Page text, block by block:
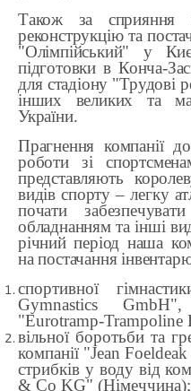
Також за сприяння
реконструкцію та
"Олімпійський" у
підготовки в Конча-
для стадіону "Трудові
інших великих та
України.
Прагнення компанії
роботи зі
представляють
видів спорту – легку
почати
обладнанням та інші
річний період наша
на постачання
спортивної
Gymnastics
"Eurotramp-
вільної боротьби та
компанії "Jean
стрибків у воду від
& Co KG" (Німеччина);